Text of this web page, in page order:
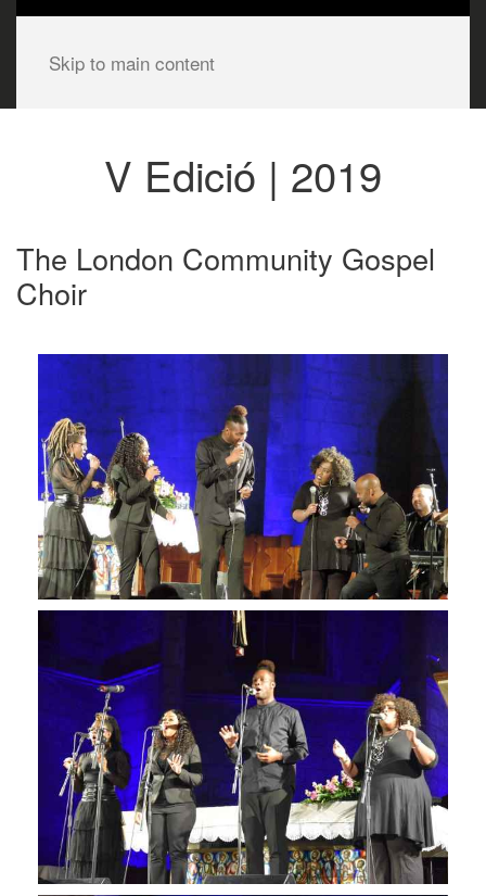
Skip to main content
V Edició | 2019
The London Community Gospel
Choir